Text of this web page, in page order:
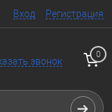
Вход Регистрация
звонок
0